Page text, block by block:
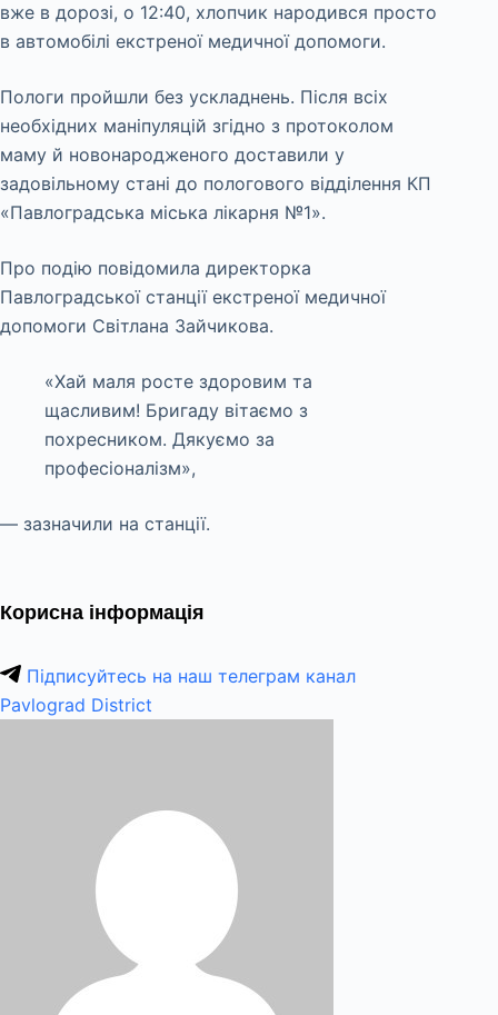
вже в дорозі, о 12:40, хлопчик народився просто
в автомобілі екстреної медичної допомоги.
Пологи пройшли без ускладнень. Після всіх
необхідних маніпуляцій згідно з протоколом
маму й новонародженого доставили у
задовільному стані до пологового відділення КП
«Павлоградська міська лікарня №1».
Про подію повідомила директорка
Павлоградської станції екстреної медичної
допомоги Світлана Зайчикова.
«Хай маля росте здоровим та
щасливим! Бригаду вітаємо з
похресником. Дякуємо за
професіоналізм»,
— зазначили на станції.
Корисна інформація
Підписуйтесь на наш телеграм канал
Pavlograd District